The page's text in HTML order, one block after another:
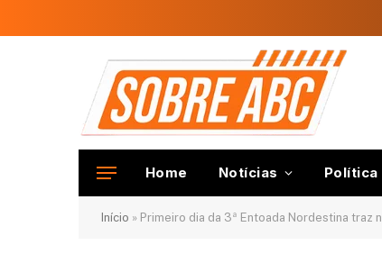
Home Notícias Política
Início » Primeiro dia da 3ª Entoada Nordestina